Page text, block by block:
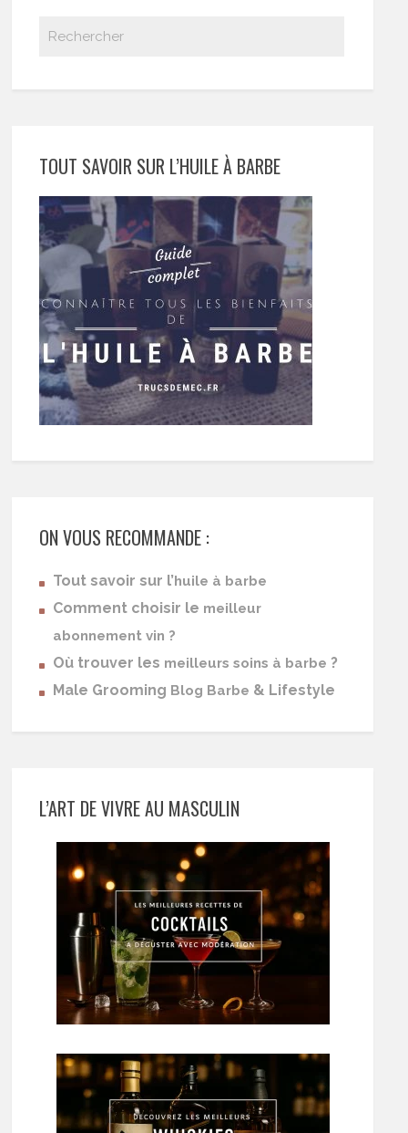
TOUT SAVOIR SUR L’HUILE À BARBE
ON VOUS RECOMMANDE :
Tout savoir sur l’huile à barbe
Comment choisir le meilleur
abonnement vin ?
Où trouver les meilleurs soins à barbe ?
Male Grooming Blog Barbe & Lifestyle
L’ART DE VIVRE AU MASCULIN